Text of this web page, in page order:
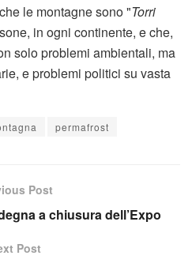
le montagne sono "Torri
in ogni continente, e che,
solo problemi ambientali, ma
e problemi politici su vasta
permafrost
Post
a chiusura dell’Expo
Post